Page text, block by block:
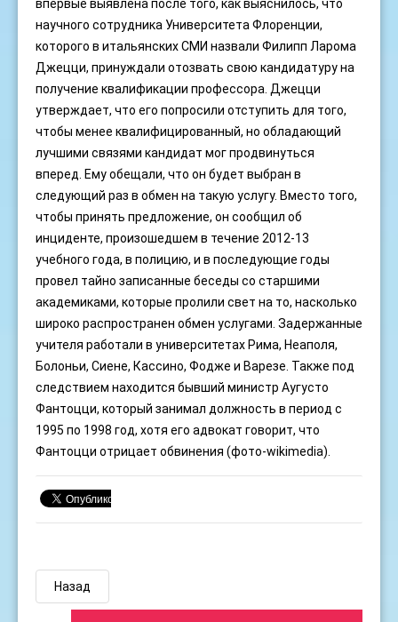
впервые выявлена после того, как выяснилось, что
научного сотрудника Университета Флоренции,
которого в итальянских СМИ назвали Филипп Ларома
Джецци, принуждали отозвать свою кандидатуру на
получение квалификации профессора. Джецци
утверждает, что его попросили отступить для того,
чтобы менее квалифицированный, но обладающий
лучшими связями кандидат мог продвинуться
вперед. Ему обещали, что он будет выбран в
следующий раз в обмен на такую услугу. Вместо того,
чтобы принять предложение, он сообщил об
инциденте, произошедшем в течение 2012-13
учебного года, в полицию, и в последующие годы
провел тайно записанные беседы со старшими
академиками, которые пролили свет на то, насколько
широко распространен обмен услугами. Задержанные
учителя работали в университетах Рима, Неаполя,
Болоньи, Сиене, Кассино, Фодже и Варезе. Также под
следствием находится бывший министр Аугусто
Фантоцци, который занимал должность в период с
1995 по 1998 год, хотя его адвокат говорит, что
Фантоцци отрицает обвинения (фото-wikimedia).
Назад